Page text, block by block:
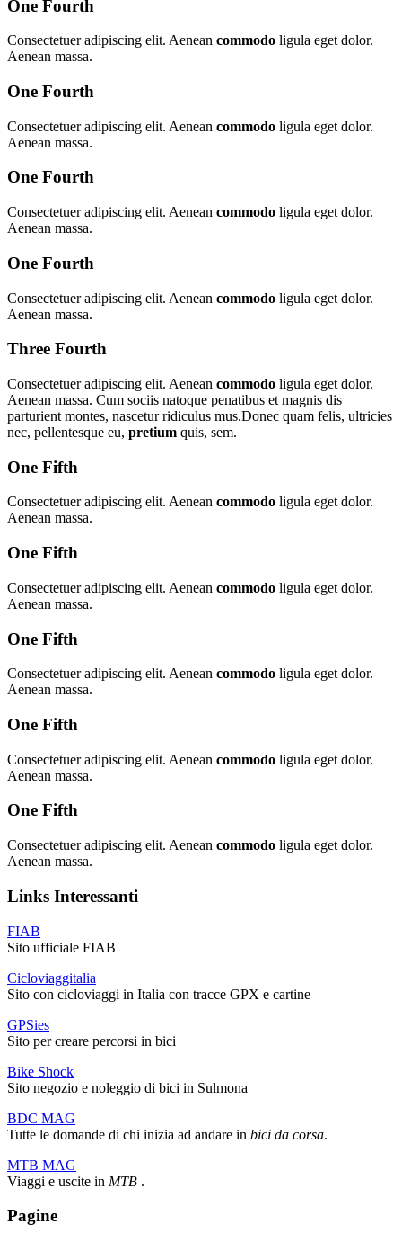
One Fourth
Consectetuer adipiscing elit. Aenean commodo ligula eget dolor.
Aenean massa.
One Fourth
Consectetuer adipiscing elit. Aenean commodo ligula eget dolor.
Aenean massa.
One Fourth
Consectetuer adipiscing elit. Aenean commodo ligula eget dolor.
Aenean massa.
One Fourth
Consectetuer adipiscing elit. Aenean commodo ligula eget dolor.
Aenean massa.
Three Fourth
Consectetuer adipiscing elit. Aenean commodo ligula eget dolor.
Aenean massa. Cum sociis natoque penatibus et magnis dis
parturient montes, nascetur ridiculus mus.Donec quam felis, ultricies
nec, pellentesque eu, pretium quis, sem.
One Fifth
Consectetuer adipiscing elit. Aenean commodo ligula eget dolor.
Aenean massa.
One Fifth
Consectetuer adipiscing elit. Aenean commodo ligula eget dolor.
Aenean massa.
One Fifth
Consectetuer adipiscing elit. Aenean commodo ligula eget dolor.
Aenean massa.
One Fifth
Consectetuer adipiscing elit. Aenean commodo ligula eget dolor.
Aenean massa.
One Fifth
Consectetuer adipiscing elit. Aenean commodo ligula eget dolor.
Aenean massa.
Links Interessanti
FIAB
Sito ufficiale FIAB
Cicloviaggitalia
Sito con cicloviaggi in Italia con tracce GPX e cartine
GPSies
Sito per creare percorsi in bici
Bike Shock
Sito negozio e noleggio di bici in Sulmona
BDC MAG
Tutte le domande di chi inizia ad andare in bici da corsa.
MTB MAG
Viaggi e uscite in MTB .
Pagine